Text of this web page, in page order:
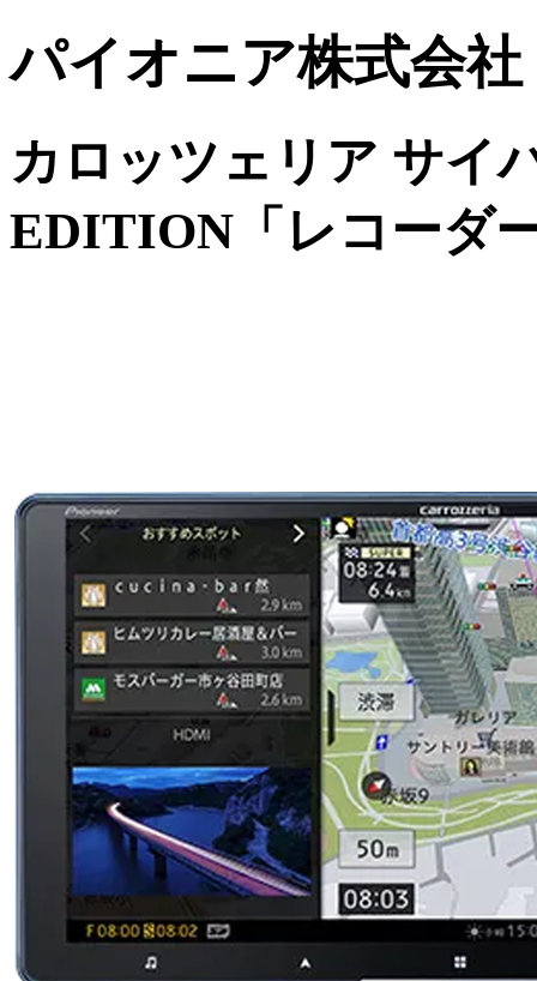
パイオニア株式会社
カロッツェリア サイ
EDITION「レコーダ